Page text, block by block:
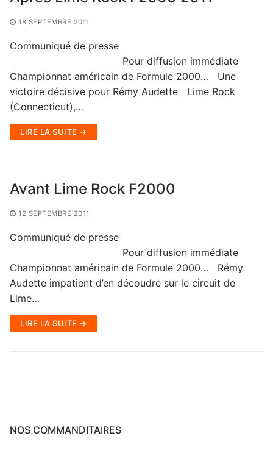
18 SEPTEMBRE 2011
Communiqué de presse
Pour diffusion immédiate
Championnat américain de Formule 2000… Une
victoire décisive pour Rémy Audette Lime Rock
(Connecticut),…
LIRE LA SUITE →
Avant Lime Rock F2000
12 SEPTEMBRE 2011
Communiqué de presse
Pour diffusion immédiate
Championnat américain de Formule 2000… Rémy
Audette impatient d’en découdre sur le circuit de
Lime…
LIRE LA SUITE →
NOS COMMANDITAIRES